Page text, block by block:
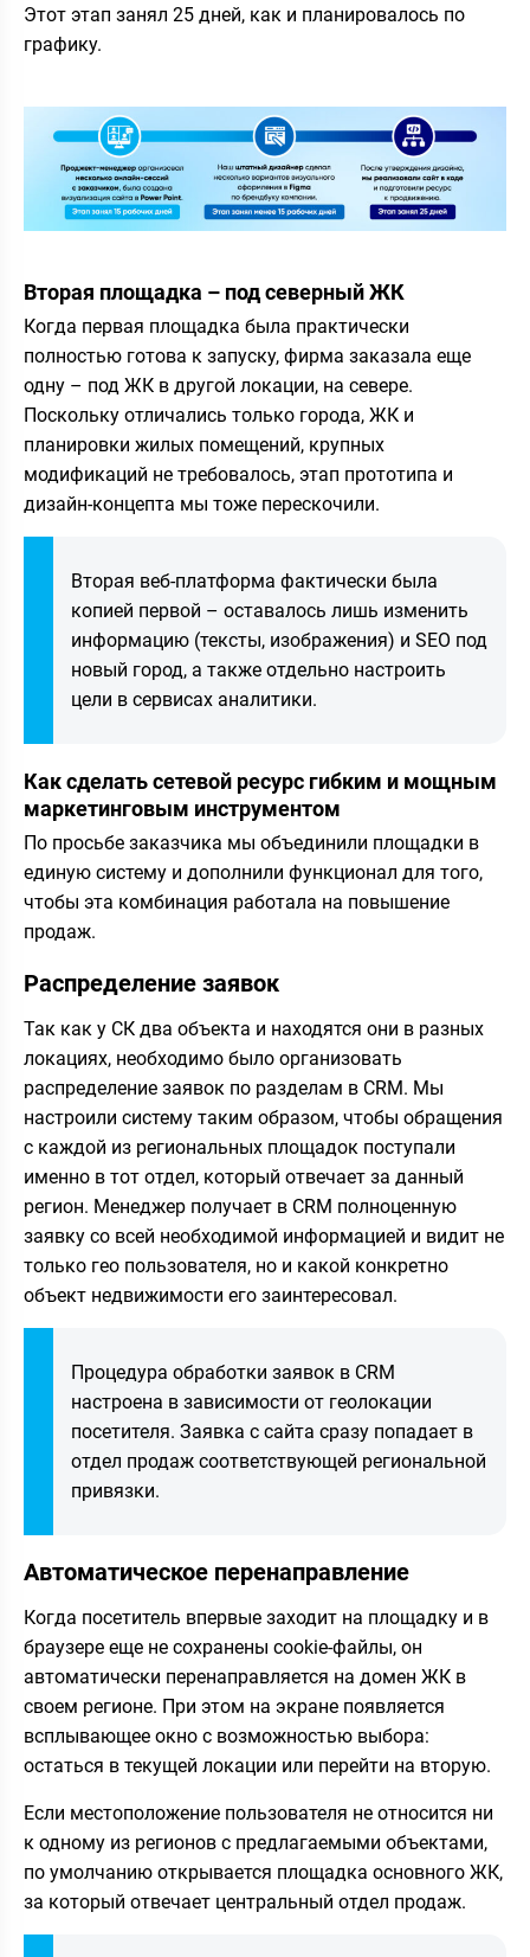
Этот этап занял 25 дней, как и планировалось по
графику.
Вторая площадка – под северный ЖК
Когда первая площадка была практически
полностью готова к запуску, фирма заказала еще
одну – под ЖК в другой локации, на севере.
Поскольку отличались только города, ЖК и
планировки жилых помещений, крупных
модификаций не требовалось, этап прототипа и
дизайн-концепта мы тоже перескочили.
Вторая веб-платформа фактически была
копией первой – оставалось лишь изменить
информацию (тексты, изображения) и SEO под
новый город, а также отдельно настроить
цели в сервисах аналитики.
Как сделать сетевой ресурс гибким и мощным
маркетинговым инструментом
По просьбе заказчика мы объединили площадки в
единую систему и дополнили функционал для того,
чтобы эта комбинация работала на повышение
продаж.
Распределение заявок
Так как у СК два объекта и находятся они в разных
локациях, необходимо было организовать
распределение заявок по разделам в CRM. Мы
настроили систему таким образом, чтобы обращения
с каждой из региональных площадок поступали
именно в тот отдел, который отвечает за данный
регион. Менеджер получает в CRM полноценную
заявку со всей необходимой информацией и видит не
только гео пользователя, но и какой конкретно
объект недвижимости его заинтересовал.
Процедура обработки заявок в CRM
настроена в зависимости от геолокации
посетителя. Заявка с сайта сразу попадает в
отдел продаж соответствующей региональной
привязки.
Автоматическое перенаправление
Когда посетитель впервые заходит на площадку и в
браузере еще не сохранены cookie-файлы, он
автоматически перенаправляется на домен ЖК в
своем регионе. При этом на экране появляется
всплывающее окно с возможностью выбора:
остаться в текущей локации или перейти на вторую.
Если местоположение пользователя не относится ни
к одному из регионов с предлагаемыми объектами,
по умолчанию открывается площадка основного ЖК,
за который отвечает центральный отдел продаж.